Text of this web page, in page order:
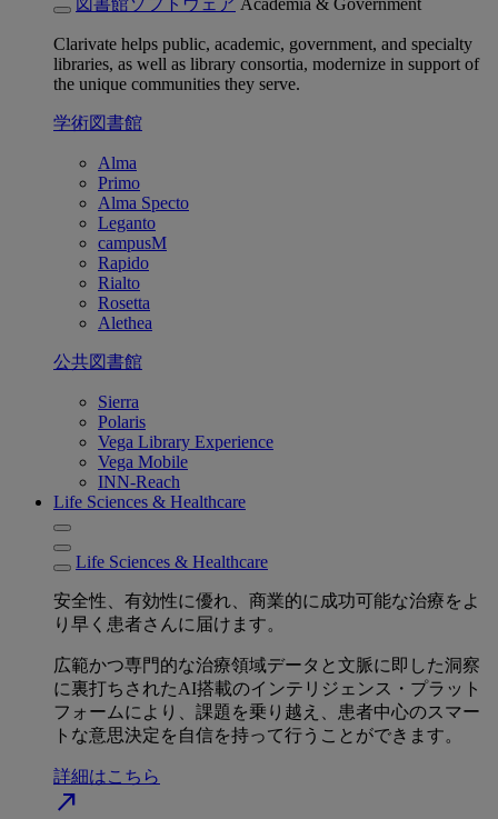
図書館ソフトウェア Academia & Government
Clarivate helps public, academic, government, and specialty
libraries, as well as library consortia, modernize in support of
the unique communities they serve.
学術図書館
Alma
Primo
Alma Specto
Leganto
campusM
Rapido
Rialto
Rosetta
Alethea
公共図書館
Sierra
Polaris
Vega Library Experience
Vega Mobile
INN-Reach
Life Sciences & Healthcare
Life Sciences & Healthcare
安全性、有効性に優れ、商業的に成功可能な治療をよ
り早く患者さんに届けます。
広範かつ専門的な治療領域データと文脈に即した洞察
に裏打ちされたAI搭載のインテリジェンス・プラット
フォームにより、課題を乗り越え、患者中心のスマー
トな意思決定を自信を持って行うことができます。
詳細はこちら
north_east